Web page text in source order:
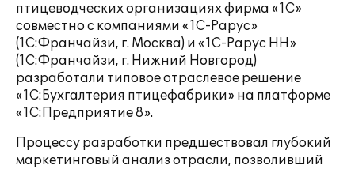
птицеводческих организациях фирма «1С»
совместно с компаниями «1С-Рарус»
(1С:Франчайзи, г. Москва) и «1С-Рарус НН»
(1С:Франчайзи, г. Нижний Новгород)
разработали типовое отраслевое решение
«1С:Бухгалтерия птицефабрики» на платформе
«1С:Предприятие 8».
Процессу разработки предшествовал глубокий
маркетинговый анализ отрасли, позволивший